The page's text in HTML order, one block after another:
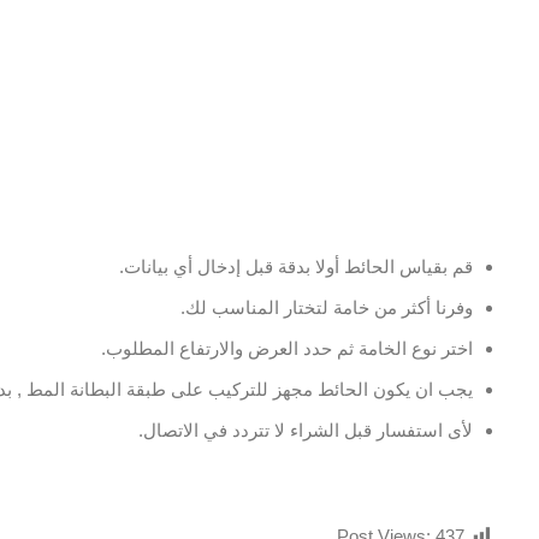
قم بقياس الحائط أولا بدقة قبل إدخال أي بيانات.
وفرنا أكثر من خامة لتختار المناسب لك.
اختر نوع الخامة ثم حدد العرض والارتفاع المطلوب.
يجب ان يكون الحائط مجهز للتركيب على طبقة البطانة المط ,
لأى استفسار قبل الشراء لا تتردد في الاتصال.